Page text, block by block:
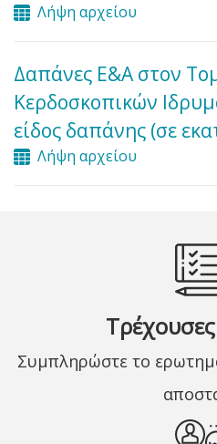
Λήψη αρχείου
Δαπάνες Ε&Α στον
Κερδοσκοπικών
είδος δαπάνης (σε
Λήψη αρχείου
Συμπληρώστε το